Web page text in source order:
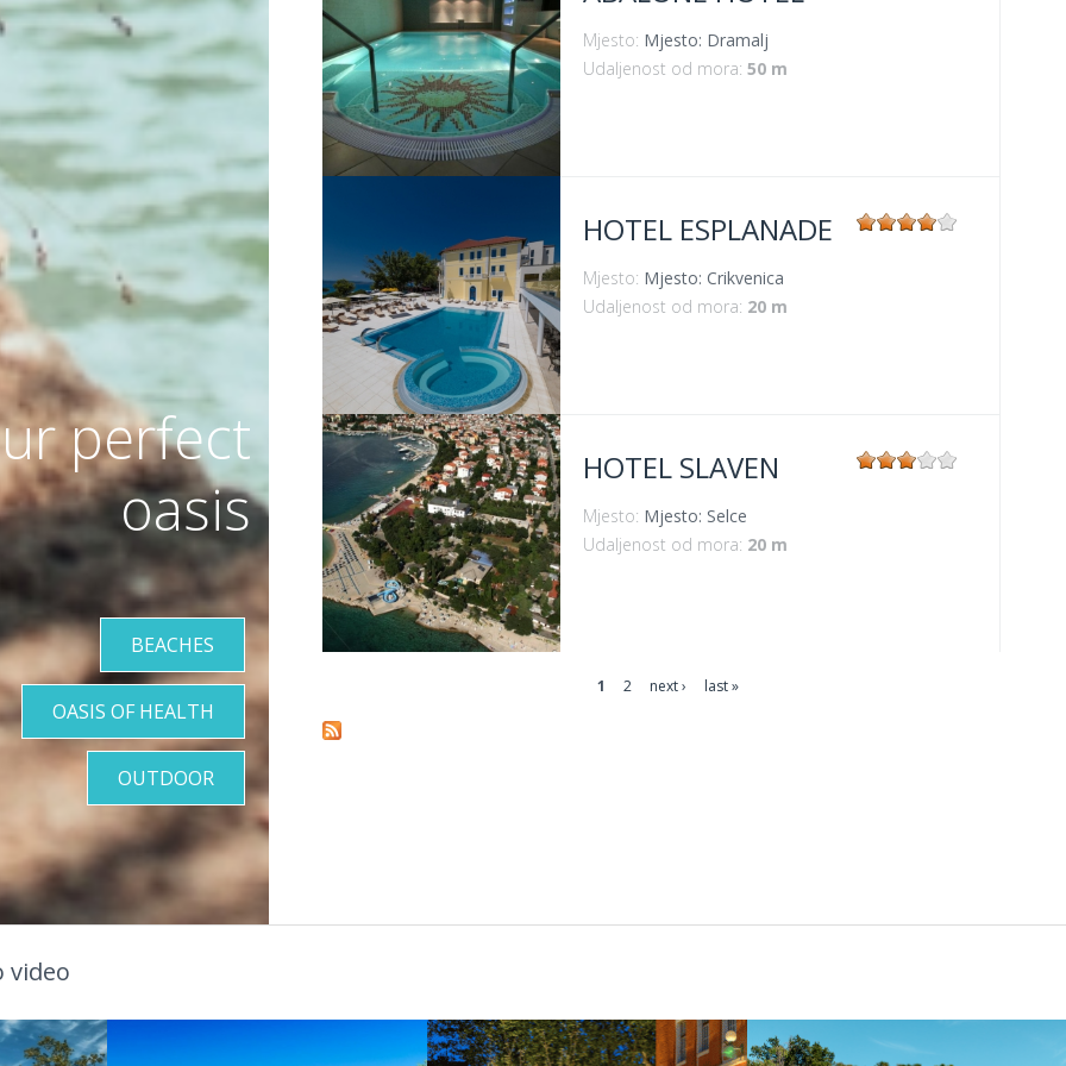
VIŠE INFORMACIJA
Mjesto: Mjesto: Dramalj
Udaljenost od mora: 50 m
VIŠE INFORMACIJA
HOTEL ESPLANADE
Mjesto: Mjesto: Crikvenica
Udaljenost od mora: 20 m
VIŠE INFORMACIJA
HOTEL SLAVEN
Mjesto: Mjesto: Selce
Udaljenost od mora: 20 m
1 2 next › last »
perfect
oasis
BEACHES
OASIS OF HEALTH
OUTDOOR
video